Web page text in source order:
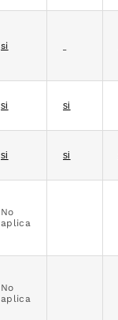
si
si si
si si
No
aplica
No
aplica